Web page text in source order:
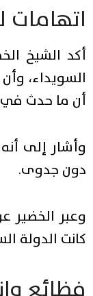
أكد الشيخ
السويداء،
أن ما حدث في
وأشار إلى
دون جدوى.
وعبر الخضير
كانت الدولة